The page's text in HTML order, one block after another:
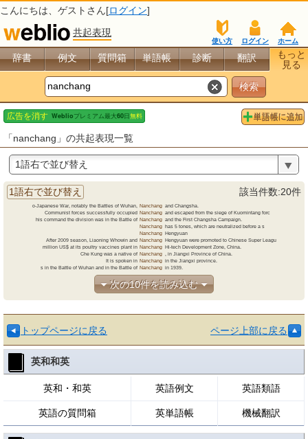
こんにちは、 ゲスト さん[ログイン]
共起表現
ホーム
ログイン
使い方
辞書 例文 質問箱 単語帳 診断 翻訳
もっと
見る
「nanchang」の共起表現一覧
1語右で並び替え
1語右で並び替え 該当件数:20件
o-Japanese War, notably the Battles of Wuhan, Nanchang and Changsha.
Communist forces successfully occupied
Nanchang and escaped from the siege of Kuomintang forc
his command the division was in the Battle of
Nanchang and the First Changsha Campaign.
Nanchang
has5 tones, which are neutralized before a s
Nanchang
Hengyuan
After 2009 season, Liaoning Whowin and
Nanchang Hengyuanwere promoted to Chinese Super Leagu
million US$ at its poultry vaccines plant in
Nanchang Hi-techDevelopment Zone, China.
Che Kung was a native of
Nanchang inJiangxi Province of China.
It is spoken in
Nanchang inthe Jiangxi province.
s in the Battle of Wuhan and in the Battle of
Nanchang in1939.
次の10件を読み込む
トップページに戻る ページ上部に戻る
英和和英
英和・和英 英語例文 英語類語
英語の質問箱 英単語帳 機械翻訳